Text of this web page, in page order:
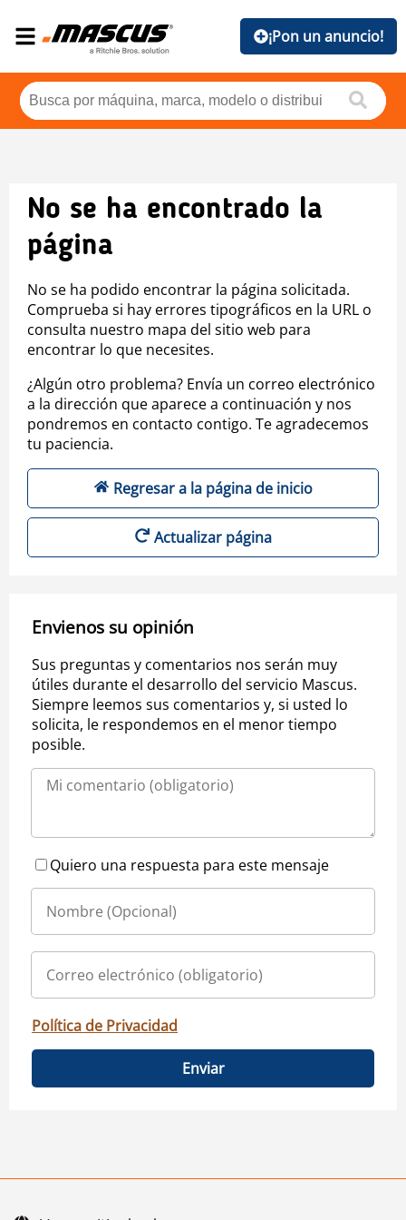
¡Pon un anuncio!
No se ha encontrado la
página
No se ha podido encontrar la página solicitada.
Comprueba si hay errores tipográficos en la URL o
consulta nuestro mapa del sitio web para
encontrar lo que necesites.
¿Algún otro problema? Envía un correo electrónico
a la dirección que aparece a continuación y nos
pondremos en contacto contigo. Te agradecemos
tu paciencia.
Regresar a la página de inicio
Actualizar página
Envienos su opinión
Sus preguntas y comentarios nos serán muy
útiles durante el desarrollo del servicio Mascus.
Siempre leemos sus comentarios y, si usted lo
solicita, le respondemos en el menor tiempo
posible.
Quiero una respuesta para este mensaje
Política de Privacidad
Enviar